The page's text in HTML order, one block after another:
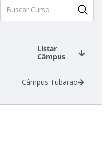
Listar
Câmpus
Câmpus Tubarão